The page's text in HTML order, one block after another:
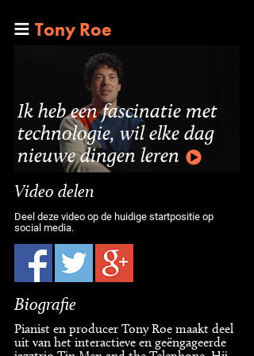
Tony Roe
Ik heb een fascinatie met
technologie, wil elke dag
nieuwe dingen leren
Video delen
Deel deze video op de huidige startpositie op
social media.
Biografie
Pianist en producer Tony Roe maakt deel
uit van het interactieve en geëngageerde